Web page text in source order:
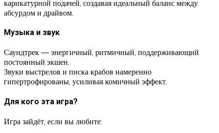
карикатурной подачей, создавая идеальный баланс между
абсурдом и драйвом.
Музыка и звук
Саундтрек — энергичный, ритмичный, поддерживающий
постоянный экшен.
Звуки выстрелов и писка крабов намеренно
гипертрофированы, усиливая комичный эффект.
Для кого эта игра?
Игра зайдёт, если вы любите: